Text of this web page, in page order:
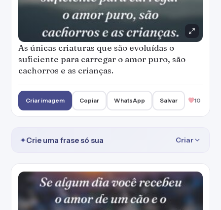
As únicas criaturas que são evoluídas o
suficiente para carregar o amor puro, são
cachorros e as crianças.
Criar imagem Copiar WhatsApp Salvar 10
✦Crie uma frase só sua Criar